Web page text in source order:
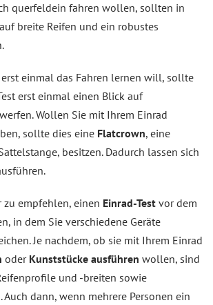
querfeldein fahren wollen, sollten in
breite Reifen und ein robustes
erst einmal das Fahren lernen will, sollte
erst einmal einen Blick auf
Wollen Sie mit Ihrem Einrad
sollte dies eine Flatcrown, eine
besitzen. Dadurch lassen sich
zu empfehlen, einen Einrad-Test vor dem
in dem Sie verschiedene Geräte
Je nachdem, ob sie mit Ihrem Einrad
oder Kunststücke ausführen wollen, sind
und -breiten sowie
dann, wenn mehrere Personen ein